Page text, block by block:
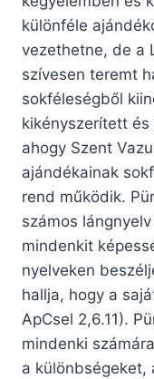
különféle
vezethetne, de a
szívesen teremt
sokféleségből
kikényszerített
ahogy Szent
ajándékainak
rend működik.
számos
mindenkit
nyelveken
hallja, hogy a
ApCsel 2,6.11).
mindenki
a különbségeket,